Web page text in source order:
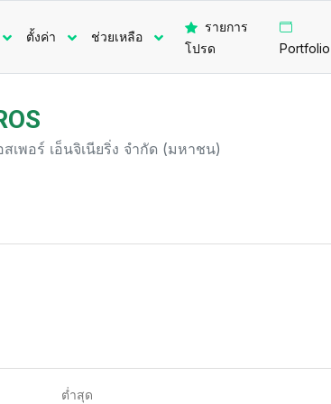
ตั้งค่า ช่วยเหลือ
รายการ
โปรด
Portfolio
เพอร์ เอ็นจิเนียริ่ง จำกัด (มหาชน)
ต่ำสุด